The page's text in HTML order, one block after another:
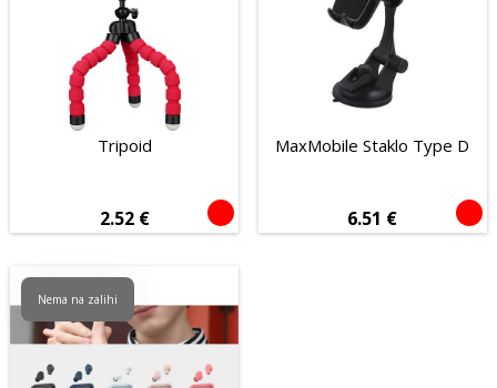
Tripoid
2.52 €
MaxMobile Staklo Type D
6.51 €
Nema na zalihi